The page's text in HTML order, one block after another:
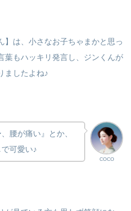
】は、小さなお子ちゃまかと思っ
葉もハッキリ発言し、ジンくんが
ましたよね♪
COCO
腰が痛い』とか、
可愛い♪